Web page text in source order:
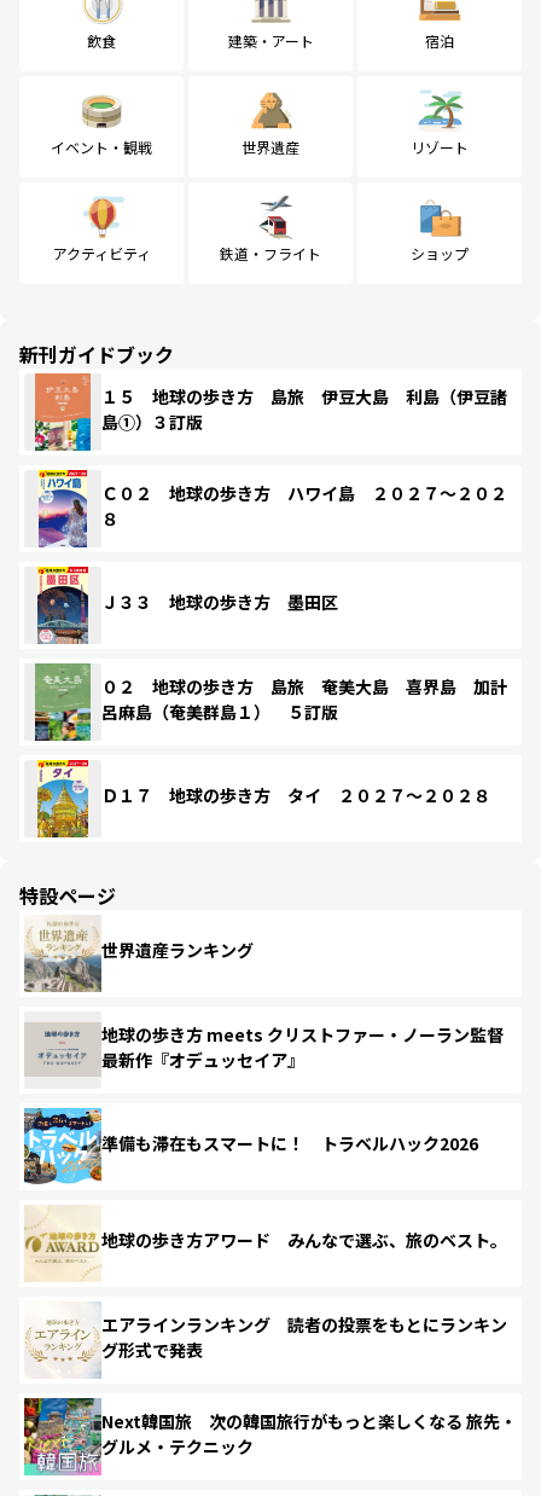
飲食 建築・アート 宿泊
イベント・観戦 世界遺産 リゾート
アクティビティ 鉄道・フライト ショップ
新刊ガイドブック
１５ 地球の歩き方 島旅 伊豆大島 利島（伊豆諸
島①）３訂版
Ｃ０２ 地球の歩き方 ハワイ島 ２０２７～２０２
８
Ｊ３３ 地球の歩き方 墨田区
０２ 地球の歩き方 島旅 奄美大島 喜界島 加計
呂麻島（奄美群島１） ５訂版
Ｄ１７ 地球の歩き方 タイ ２０２７～２０２８
特設ページ
世界遺産ランキング
地球の歩き方 meets クリストファー・ノーラン監督
最新作『オデュッセイア』
準備も滞在もスマートに！ トラベルハック2026
地球の歩き方アワード みんなで選ぶ、旅のベスト。
エアラインランキング 読者の投票をもとにランキン
グ形式で発表
Next韓国旅 次の韓国旅行がもっと楽しくなる 旅先・
グルメ・テクニック